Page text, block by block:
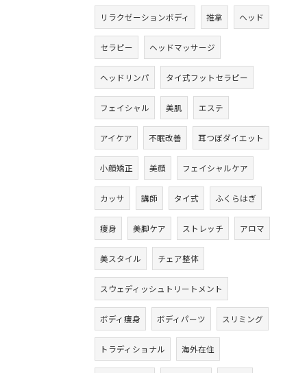
リラクゼーションボディ 推拿 ヘッド
セラピー ヘッドマッサージ
ヘッドリンパ タイ式フットセラピー
フェイシャル 美肌 エステ
アイケア 不眠改善 耳つぼダイエット
小顔矯正 美顔 フェイシャルケア
カッサ 講師 タイ式 ふくらはぎ
痩身 美脚ケア ストレッチ アロマ
美スタイル チェア整体
スウェディッシュトリートメント
ボディ痩身 ボディパーツ スリミング
トラディショナル 海外在住